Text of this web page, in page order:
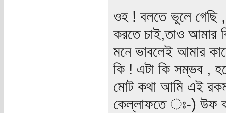
ওহ ! বলতে ভুলে গেছি
করতে চাই,তাও আমার
মনে ভাবলেই আমার
কি ! এটা কি সম্ভব ,
মোট কথা আমি এই
কেল্লাফতে ঃ-) উফ